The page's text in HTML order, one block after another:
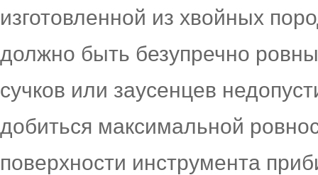
изготовленной из хвойных
должно быть безупречно
сучков или заусенцев
добиться максимальной
поверхности инструмента